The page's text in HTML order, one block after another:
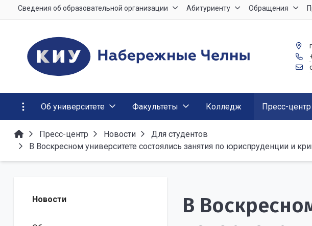
Сведения об образовательной организации Абитуриенту Обращения
Об университете Факультеты Колледж Пресс-центр
Пресс-центр Новости
Для студентов
В Воскресном университете состоялись занятия по юриспруденции и
Новости
В